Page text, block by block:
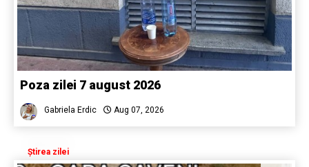
Poza zilei 7 august 2026
Gabriela Erdic Aug 07, 2026
Știrea zilei